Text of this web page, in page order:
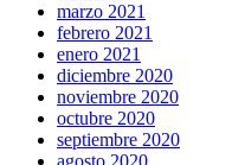
marzo 2021
febrero 2021
enero 2021
diciembre 2020
noviembre 2020
octubre 2020
septiembre 2020